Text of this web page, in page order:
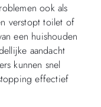
ook als
verstopt toilet of
een huishouden
aandacht
kunnen snel
effectief